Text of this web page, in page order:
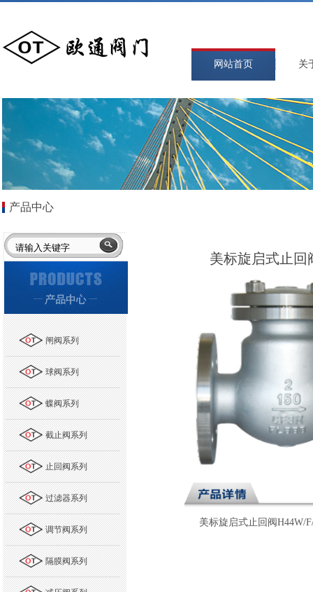
网站首页 关
产品中心
闸阀系列
球阀系列
蝶阀系列
截止阀系列
止回阀系列
过滤器系列
调节阀系列
隔膜阀系列
美标旋启式止回
美标旋启式止回阀H44W/